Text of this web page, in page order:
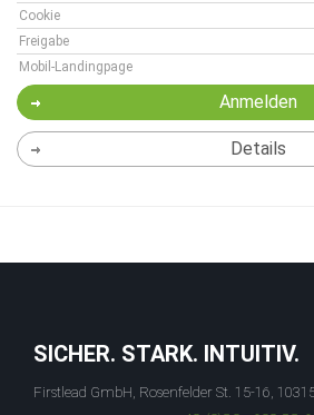
Cookie
Freigabe
Mobil-Landingpage
Anmelden
Details
SICHER. STARK. INTUITIV.
Firstlead GmbH, Rosenfelder St. 15-16,